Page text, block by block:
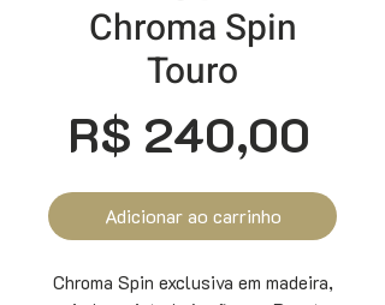
Chroma Spin
Touro
R$ 240,00
Adicionar ao carrinho
Chroma Spin exclusiva em madeira,